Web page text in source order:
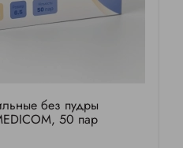
без пудры
50 пар